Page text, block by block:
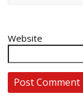
Website